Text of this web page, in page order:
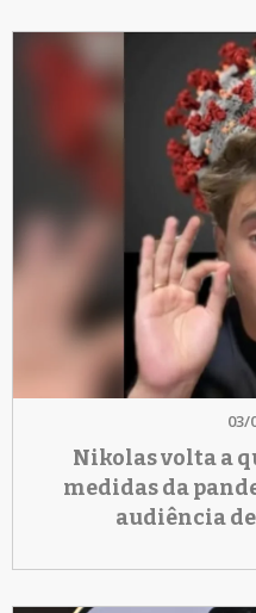
03/
Nikolas volta a
medidas da
audiência